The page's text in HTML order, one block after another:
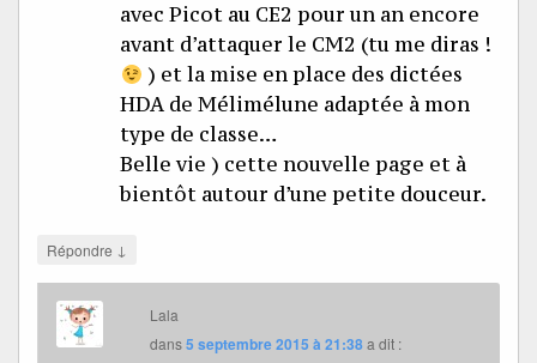
avec Picot au CE2 pour un an encore
avant d’attaquer le CM2 (tu me diras !
) et la mise en place des dictées
HDA de Mélimélune adaptée à mon
type de classe…
Belle vie ) cette nouvelle page et à
bientôt autour d’une petite douceur.
Répondre ↓
Lala
dans5 septembre 2015 à 21:38a dit :